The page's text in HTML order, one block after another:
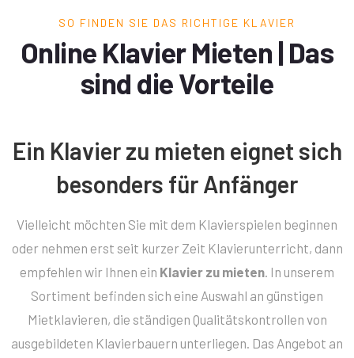
SO FINDEN SIE DAS RICHTIGE KLAVIER
Online Klavier Mieten | Das
sind die Vorteile
Ein Klavier zu mieten eignet sich
besonders für Anfänger
Vielleicht möchten Sie mit dem Klavierspielen beginnen
oder nehmen erst seit kurzer Zeit Klavierunterricht, dann
empfehlen wir Ihnen ein Klavier zu mieten. In unserem
Sortiment befinden sich eine Auswahl an günstigen
Mietklavieren, die ständigen Qualitätskontrollen von
ausgebildeten Klavierbauern unterliegen. Das Angebot an